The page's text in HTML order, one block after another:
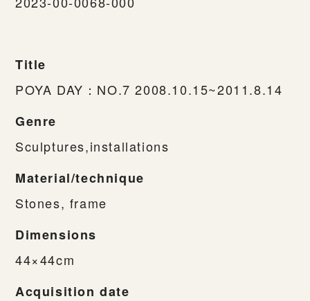
Title
POYA DAY：NO.7 2008.10.15~2011.8.14
Genre
Sculptures,installations
Material/technique
Stones, frame
Dimensions
44×44cm
Acquisition date